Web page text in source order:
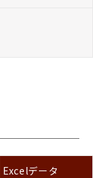
Excelデータ